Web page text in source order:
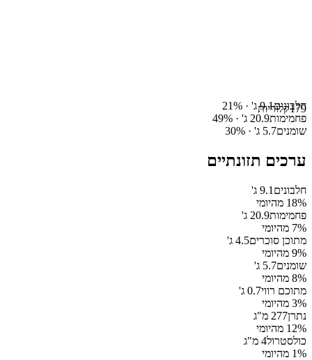
179קלוריותחלבונים9.1ג' · 21%
פחמימות20.9 ג' · 49%
שומנים5.7 ג' · 30%
ערכים תזונתיים
חלבונים 9.1 ג'
18% מהיומי
פחמימות20.9 ג'
7% מהיומי
מתוכן סוכרים4.5 ג'
9% מהיומי
שומנים5.7 ג'
8% מהיומי
מתוכם רווי0.7 ג'
3% מהיומי
נתרן277 מ"ג
12% מהיומי
כולסטרול4 מ"ג
1% מהיומי